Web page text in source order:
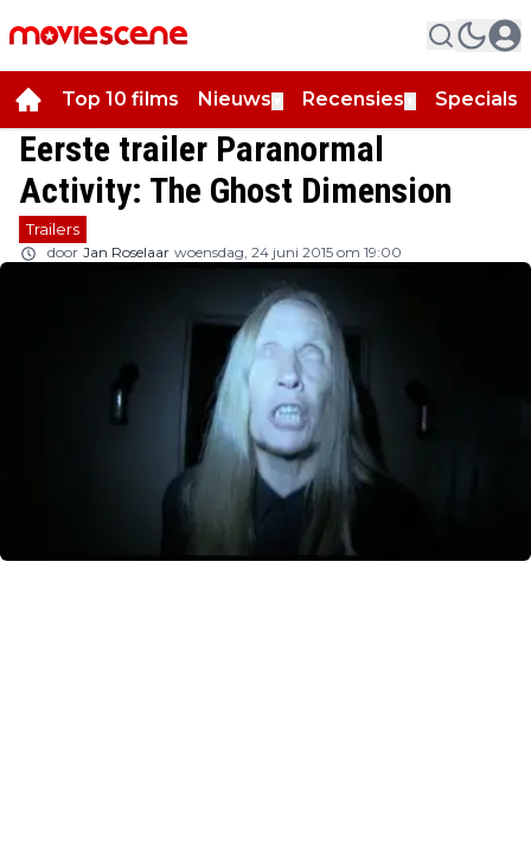
Top 10 films Nieuws Recensies Specials
Eerste trailer Paranormal
Activity: The Ghost Dimension
Trailers
door Jan Roselaar woensdag, 24 juni 2015 om 19:00